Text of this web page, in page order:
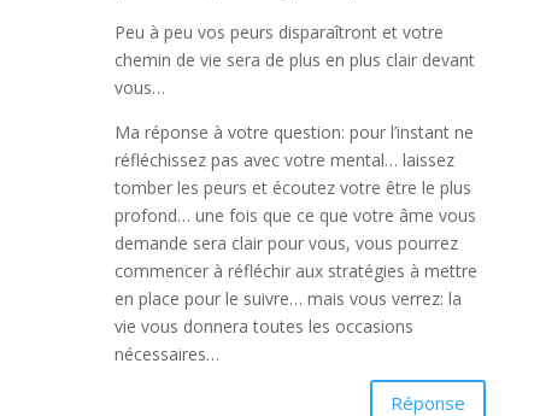
Peu à peu vos peurs disparaîtront et votre
chemin de vie sera de plus en plus clair devant
vous…
Ma réponse à votre question: pour l’instant ne
réfléchissez pas avec votre mental… laissez
tomber les peurs et écoutez votre être le plus
profond… une fois que ce que votre âme vous
demande sera clair pour vous, vous pourrez
commencer à réfléchir aux stratégies à mettre
en place pour le suivre… mais vous verrez: la
vie vous donnera toutes les occasions
nécessaires…
Réponse